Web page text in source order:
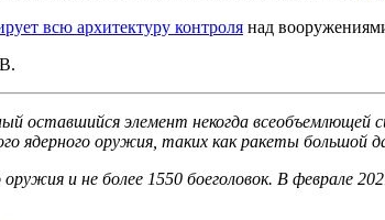
всю архитектуру контроля над
оставшийся элемент некогда всеобъемлющей
ядерного оружия, таких как ракеты большой
и не более 1550 боеголовок. В феврале